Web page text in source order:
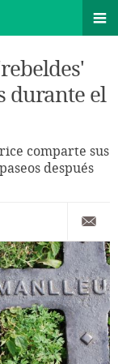
durante el
comparte sus
después